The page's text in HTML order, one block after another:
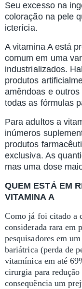
Seu excesso na
coloração na pele
icterícia.
A vitamina A está
comum em uma
industrializados.
produtos
amêndoas e
todas as fórmulas
Para adultos a
inúmeros
produtos
exclusiva. As
mas uma dose
QUEM ESTÁ EM
VITAMINA A
Como já foi citado a
considerada rara em
pesquisadores em
bariátrica (perda de
vitamínica em até
cirurgia para
consequência um